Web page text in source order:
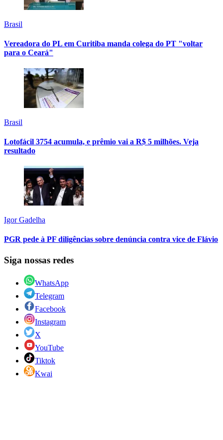
Brasil
Vereadora do PL em Curitiba manda colega do PT "voltar
para o Ceará"
Brasil
Lotofácil 3754 acumula, e prêmio vai a R$ 5 milhões. Veja
resultado
Igor Gadelha
PGR pede à PF diligências sobre denúncia contra vice de Flávio
Siga nossas redes
WhatsApp
Telegram
Facebook
Instagram
X
YouTube
Tiktok
Kwai